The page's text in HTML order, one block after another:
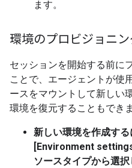
ます。
環境のプロビジョニン
セッションを開始する前に
ことで、エージェントが使
ースをマウントして新しい
環境を復元することもできま
新しい環境を作成する
[Environment
ソースタイプから選択